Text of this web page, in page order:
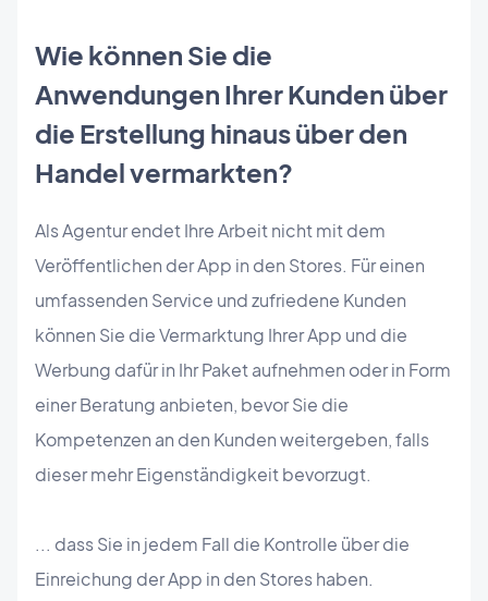
Wie können Sie die
Anwendungen Ihrer Kunden über
die Erstellung hinaus über den
Handel vermarkten?
Als Agentur endet Ihre Arbeit nicht mit dem
Veröffentlichen der App in den Stores. Für einen
umfassenden Service und zufriedene Kunden
können Sie die Vermarktung Ihrer App und die
Werbung dafür in Ihr Paket aufnehmen oder in Form
einer Beratung anbieten, bevor Sie die
Kompetenzen an den Kunden weitergeben, falls
dieser mehr Eigenständigkeit bevorzugt.
... dass Sie in jedem Fall die Kontrolle über die
Einreichung der App in den Stores haben.